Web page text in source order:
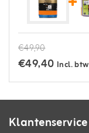
€49,90
€49,40 Incl. btw
Klantenservice